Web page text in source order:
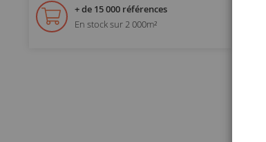
+ de 15 000 références
En stock sur 2 000m²